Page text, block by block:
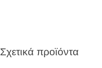
Σχετικά προϊόντα